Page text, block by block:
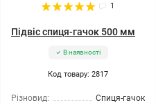
1
Підвіс спиця-гачок 500 мм
В наявності
Код товару: 2817
Різновид:
Спиця-гачок